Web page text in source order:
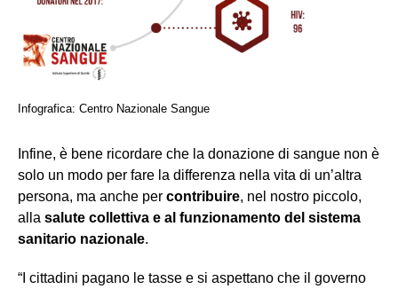
Infografica: Centro Nazionale Sangue
Infine, è bene ricordare che la donazione di sangue non è
solo un modo per fare la differenza nella vita di un’altra
persona, ma anche per contribuire, nel nostro piccolo,
alla salute collettiva e al funzionamento del sistema
sanitario nazionale.
“I cittadini pagano le tasse e si aspettano che il governo